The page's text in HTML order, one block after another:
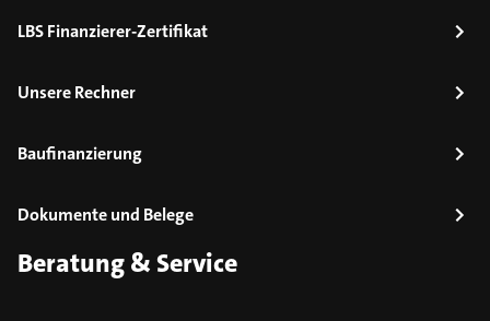
LBS Finanzierer-Zertifikat
Unsere Rechner
Baufinanzierung
Dokumente und Belege
Beratung & Service